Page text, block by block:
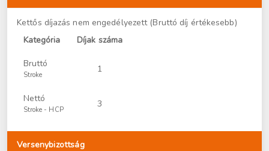
Kettős díjazás nem engedélyezett (Bruttó díj értékesebb)
Kategória
Díjak száma
Bruttó
Stroke
1
Nettó
Stroke - HCP
3
Versenybizottság